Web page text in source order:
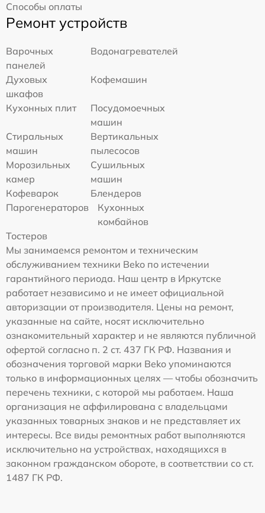
Способы оплаты
Ремонт устройств
Варочных
панелей
Водонагревателей
Духовых
шкафов
Кофемашин
Кухонных плит
Посудомоечных
машин
Стиральных
машин
Вертикальных
пылесосов
Морозильных
камер
Сушильных
машин
Кофеварок
Блендеров
Парогенераторов
Кухонных
комбайнов
Тостеров
Мы занимаемся ремонтом и техническим
обслуживанием техники Beko по истечении
гарантийного периода. Наш центр в Иркутске
работает независимо и не имеет официальной
авторизации от производителя. Цены на ремонт,
указанные на сайте, носят исключительно
ознакомительный характер и не являются публичной
офертой согласно п. 2 ст. 437 ГК РФ. Названия и
обозначения торговой марки Beko упоминаются
только в информационных целях — чтобы обозначить
перечень техники, с которой мы работаем. Наша
организация не аффилирована с владельцами
указанных товарных знаков и не представляет их
интересы. Все виды ремонтных работ выполняются
исключительно на устройствах, находящихся в
законном гражданском обороте, в соответствии со ст.
1487 ГК РФ.